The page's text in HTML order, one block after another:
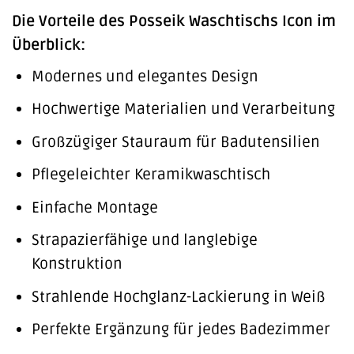
Die Vorteile des Posseik Waschtischs Icon im
Überblick:
Modernes und elegantes Design
Hochwertige Materialien und Verarbeitung
Großzügiger Stauraum für Badutensilien
Pflegeleichter Keramikwaschtisch
Einfache Montage
Strapazierfähige und langlebige
Konstruktion
Strahlende Hochglanz-Lackierung in Weiß
Perfekte Ergänzung für jedes Badezimmer